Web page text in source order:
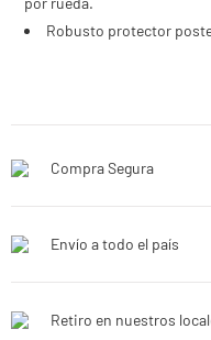
Robusto protector
Compra Segura
Envío a todo el país
Retiro en nuestros